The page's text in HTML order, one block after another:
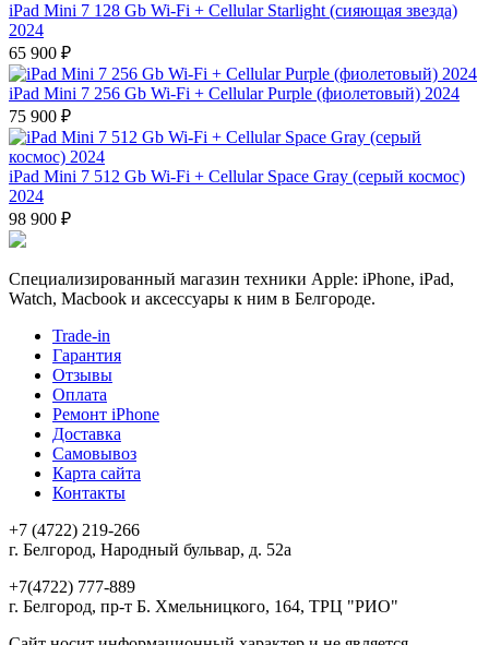
iPad Mini 7 128 Gb Wi-Fi + Cellular Starlight (сияющая звезда)
2024
65 900 ₽
iPad Mini 7 256 Gb Wi-Fi + Cellular Purple (фиолетовый) 2024
75 900 ₽
iPad Mini 7 512 Gb Wi-Fi + Cellular Space Gray (серый космос)
2024
98 900 ₽
Специализированный магазин техники Apple: iPhone, iPad,
Watch, Macbook и аксессуары к ним в Белгороде.
Trade-in
Гарантия
Отзывы
Оплата
Ремонт iPhone
Доставка
Самовывоз
Карта сайта
Контакты
+7 (4722) 219-266
г. Белгород, Народный бульвар, д. 52а
+7(4722) 777-889
г. Белгород, пр-т Б. Хмельницкого, 164, ТРЦ "РИО"